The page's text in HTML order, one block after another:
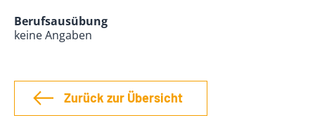
Berufsausübung
keine Angaben
Zurück zur Übersicht